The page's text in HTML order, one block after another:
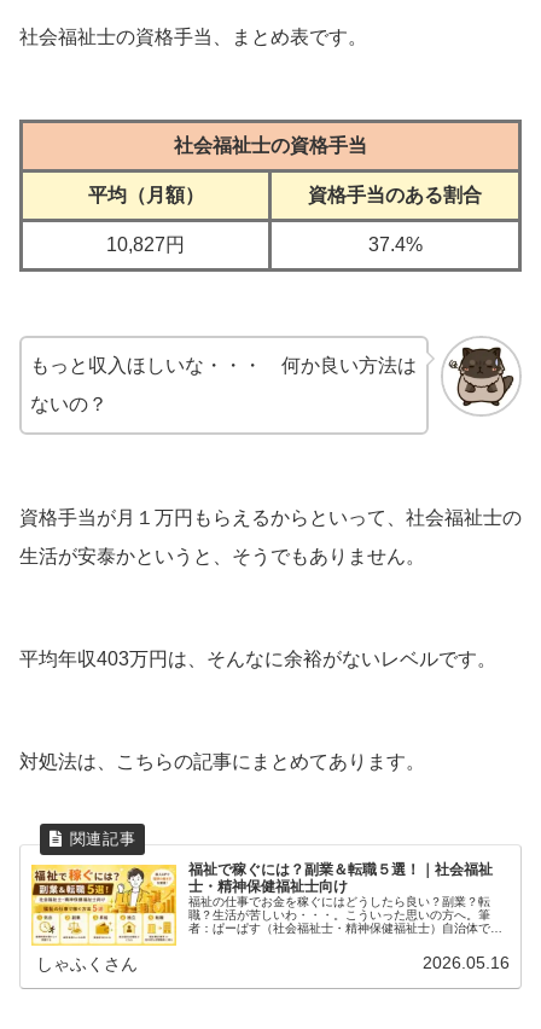
社会福祉士の資格手当、まとめ表です。
社会福祉士の資格手当
平均（月額） 資格手当のある割合
10,827円 37.4%
もっと収入ほしいな・・・ 何か良い方法は
ないの？
資格手当が月１万円もらえるからといって、社会福祉士の
生活が安泰かというと、そうでもありません。
平均年収403万円は、そんなに余裕がないレベルです。
対処法は、こちらの記事にまとめてあります。
福祉で稼ぐには？副業＆転職５選！｜社会福祉
士・精神保健福祉士向け
福祉の仕事でお金を稼ぐにはどうしたら良い？副業？転
職？生活が苦しいわ・・・。こういった思いの方へ。筆
者：ぱーぱす（社会福祉士・精神保健福祉士）自治体で働
しゃふくさん 2026.05.16